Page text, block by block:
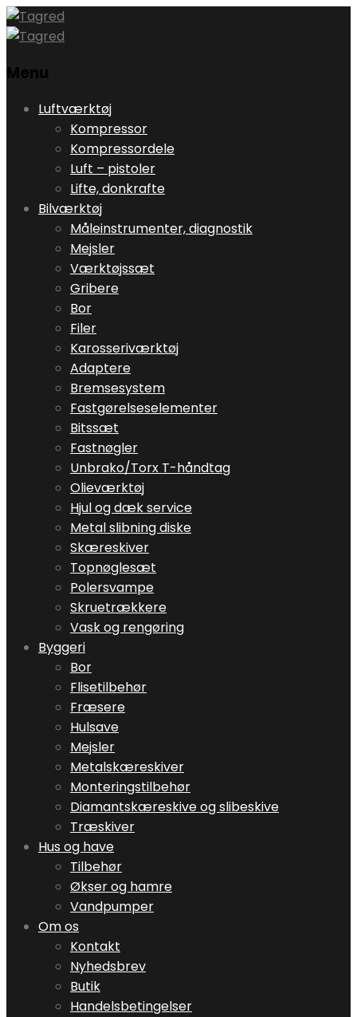
Menu
Skip
content
Luftværktøj
Kompressor
Kompressordele
Luft – pistoler
Lifte, donkrafte
Bilværktøj
Måleinstrumenter, diagnostik
Mejsler
Værktøjssæt
Gribere
Bor
Filer
Karosseriværktøj
Adaptere
Bremsesystem
Fastgørelseselementer
Bitssæt
Fastnøgler
Unbrako/Torx T-håndtag
Olieværktøj
Hjul og dæk service
Metal slibning diske
Skæreskiver
Topnøglesæt
Polersvampe
Skruetrækkere
Vask og rengøring
Byggeri
Bor
Flisetilbehør
Fræsere
Hulsave
Mejsler
Metalskæreskiver
Monteringstilbehør
Diamantskæreskive og slibeskive
Træskiver
Hus og have
Tilbehør
Økser og hamre
Vandpumper
Om os
Kontakt
Nyhedsbrev
Butik
Handelsbetingelser